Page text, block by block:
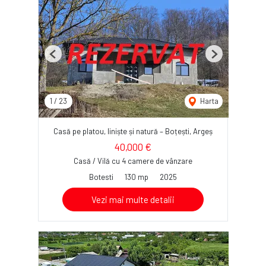
1 / 23 Harta
Previous Next
Casă pe platou, liniște și natură – Boțești, Argeș
40,000 €
Casă / Vilă cu 4 camere de vânzare
Botesti
130 mp 2025
Vezi mai multe detalii